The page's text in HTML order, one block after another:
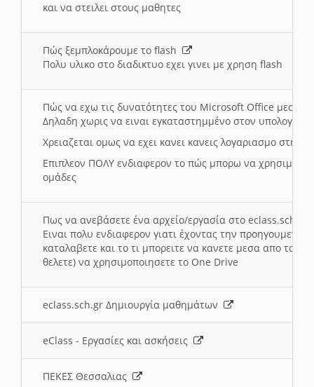
και να στειλει στους μαθητες
Πώς ξεμπλοκάρουμε το flash
Πολυ υλικο στο διαδικτυο εχει γινει με χρηση flash
Πώς να εχω τις δυνατότητες του Microsoft Office μεσω
Δηλαδη χωρις να ειναι εγκαταστημμένο στον
Χρειαζεται ομως να εχει κανει κανεις λογαριασμο στη
Επιπλεον ΠΟΛΥ ενδιαφερον το πώς μπορω να
ομάδες
Πως να ανεβάσετε ένα αρχείο/εργασία στο eclass.sch.gr
Ειναι πολυ ενδιαφερον γιατι έχοντας την
καταλαβετε και το τι μπορειτε να κανετε μεσα απο το
θελετε) να χρησιμοποιησετε το One Drive
eclass.sch.gr Δημιουργία μαθημάτων
eClass - Εργασίες και ασκήσεις
ΠΕΚΕΣ Θεσσαλιας